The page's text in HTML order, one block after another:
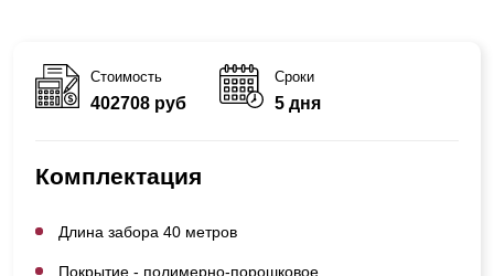
Стоимость
402708 руб
Сроки
5 дня
Комплектация
Длина забора 40 метров
Покрытие - полимерно-порошковое